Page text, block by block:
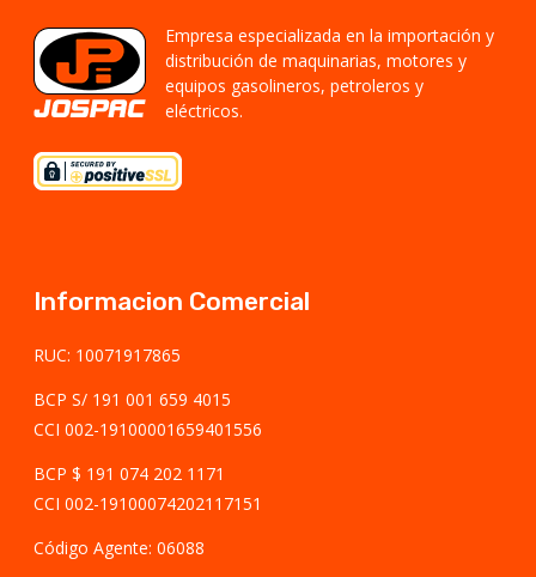
Empresa especializada en la importación y
distribución de maquinarias, motores y
equipos gasolineros, petroleros y
eléctricos.
Informacion Comercial
RUC: 10071917865
BCP S/ 191 001 659 4015
CCI 002-19100001659401556
BCP $ 191 074 202 1171
CCI 002-19100074202117151
Código Agente: 06088